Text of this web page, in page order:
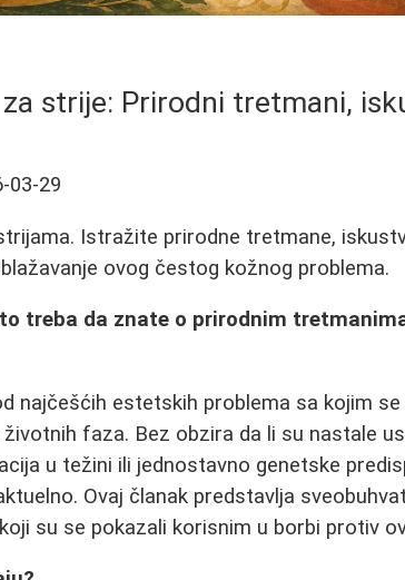
strije: Prirodni tretmani,
03-29
Istražite prirodne tretmane,
ovog čestog kožnog problema.
treba da znate o prirodnim
najčešćih estetskih problema sa kojim
faza. Bez obzira da li su nastale
u težini ili jednostavno genetske
Ovaj članak predstavlja
su se pokazali korisnim u borbi protiv